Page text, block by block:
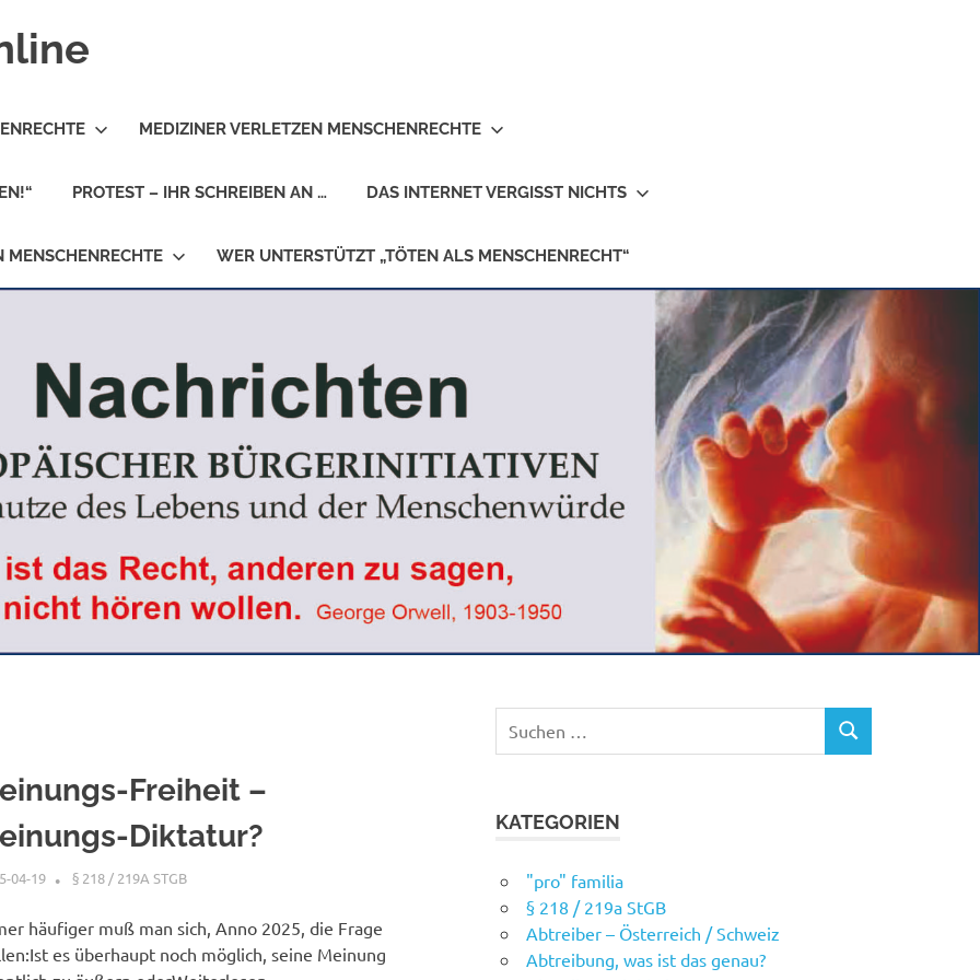
MEDIZINER VERLETZEN MENSCHENRECHTE
PROTEST – IHR SCHREIBEN AN … DAS INTERNET VERGISST NICHTS
MENSCHENRECHTE WER UNTERSTÜTZT „TÖTEN ALS MENSCHENRECHT“
Freiheit –
Diktatur?
04-19 XX
§ 218 / 219A STGB
häufiger muß man sich, Anno 2025, die Frage
es überhaupt noch möglich, seine Meinung
Suchen
SUCHEN
KATEGORIEN
"pro" familia
§ 218 / 219a StGB
Abtreiber – Österreich / Schweiz
Abtreibung, was ist das genau?